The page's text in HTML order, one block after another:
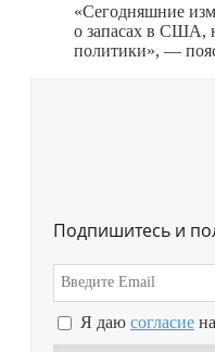
«Сегодняшние
о запасах в США,
политики», —
Подпишитесь и
Я даю согласие